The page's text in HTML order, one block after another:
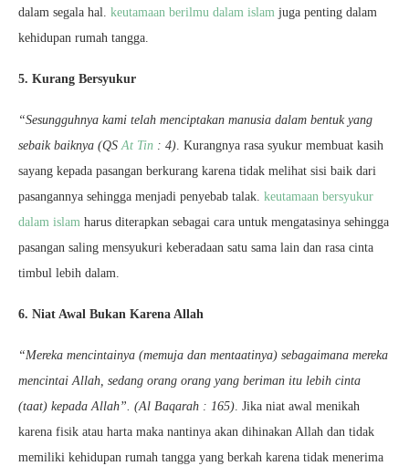
dalam segala hal. keutamaan berilmu dalam islam juga penting dalam
kehidupan rumah tangga.
5. Kurang Bersyukur
“Sesungguhnya kami telah menciptakan manusia dalam bentuk yang
sebaik baiknya (QSAt Tin : 4). Kurangnya rasa syukur membuat kasih
sayang kepada pasangan berkurang karena tidak melihat sisi baik dari
pasangannya sehingga menjadi penyebab talak. keutamaan bersyukur
dalam islam harus diterapkan sebagai cara untuk mengatasinya sehingga
pasangan saling mensyukuri keberadaan satu sama lain dan rasa cinta
timbul lebih dalam.
6. Niat Awal Bukan Karena Allah
“Mereka mencintainya (memuja dan mentaatinya) sebagaimana mereka
mencintai Allah, sedang orang orang yang beriman itu lebih cinta
(taat) kepada Allah”. (Al Baqarah : 165). Jika niat awal menikah
karena fisik atau harta maka nantinya akan dihinakan Allah dan tidak
memiliki kehidupan rumah tangga yang berkah karena tidak menerima